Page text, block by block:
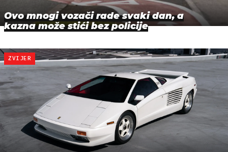
Ovo mnogi vozači rade svaki dan, a
kazna može stići bez policije
ZVIJER